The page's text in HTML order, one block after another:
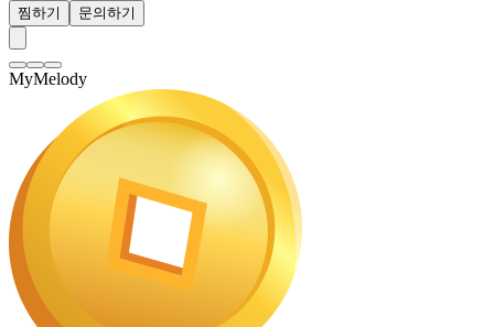
찜하기 문의하기
MyMelody